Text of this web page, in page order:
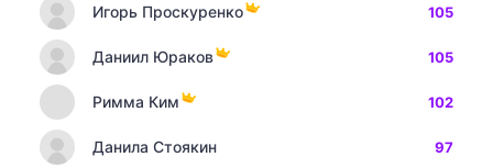
Игорь Проскуренко 105
Даниил Юраков 105
Римма Ким 102
Данила Стоякин 97